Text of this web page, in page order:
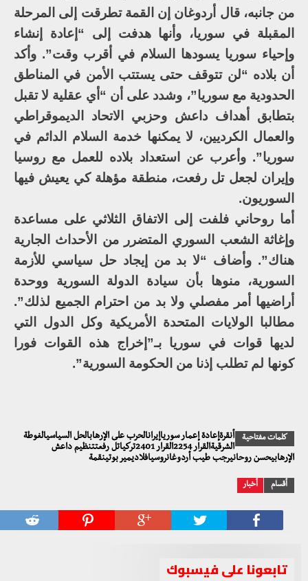
من جانبه، قال أردوغان إن القمة تطرقت إلى المرحلة
المقبلة في سوريا، وأنها هدفت إلى “إعادة إنشاء
وإحياء سوريا يسودها السلام في أقرب وقت”. وأكد
أن بلاده “لن تتوقف حتى يستتب الأمن في المناطق
الحدودية مع سوريا”، وشدد على أن “أي عقلية لا تقبل
بتطابق أهداف داعش وحزبي الاتحاد الديموقراطي
والعمال الكرديين، لا يمكنها خدمة السلام الدائم في
سوريا”. وأعرب عن استعداد بلاده للعمل مع روسيا
وإيران لجعل تل رفعت، منطقة مؤهلة كي يعيش فيها
السوريون.
أما روحاني فلفت إلى الاتفاق الثلاثي على مساعدة
وإغاثة الشعب السوري المتضرر من الأحداث الجارية
هناك”. وأضاف “لا بد من إيجاد حل سياسي للأزمة
السورية، منوها بأن سيادة الدولة السورية ووحدة
أراضيها أمر مفصلي ولا بد من احترام الجميع لذلك”.
مطالبا الولايات المتحدة الأمريكية وكل الدول التي
لديها قوات في سوريا بـ”إخراج هذه القوات فورا
كونها لم تطلب إذنا من الحكومة السورية”.
كلمات مفتاحية
أنقرةإعادة إعمار سورياإيرانالحرب على الإرهابالحل السياسيالغوطة
الشرقيةالقرار 2254القرار 2401تركياتل رفعتتنظيم داعش
الإرهابيحسن روحانيرجب طيب أردوغانروسيافلاديمير بوتينقمة
أقسام أخبار
تابعونا على فيسبوك